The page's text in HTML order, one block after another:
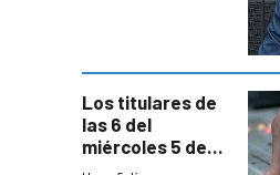
Los titulares de
las 6 del
miércoles 5 de
agosto de 2026